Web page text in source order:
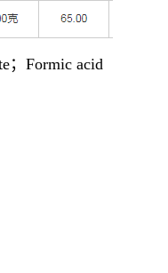
；Formic acid